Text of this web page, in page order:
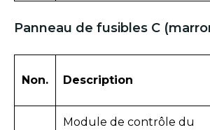
Panneau de fusibles C
Non. Description
Module de contrôle du